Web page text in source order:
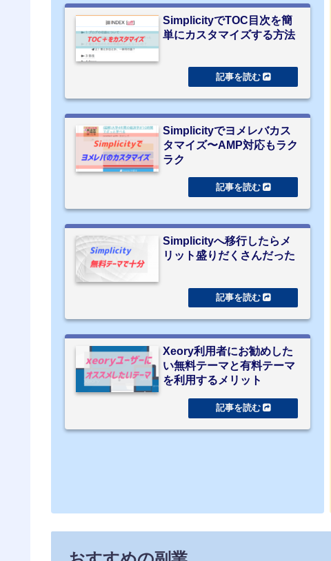
SimplicityでTOC目次を簡
単にカスタマイズする方法
Simplicityでヨメレバカス
タマイズ〜AMP対応もラク
ラク
Simplicityへ移行したらメ
リット盛りだくさんだった
Xeory利用者にお勧めした
い無料テーマと有料テーマ
を利用するメリット